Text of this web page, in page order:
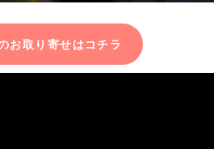
お取り寄せはコチラ